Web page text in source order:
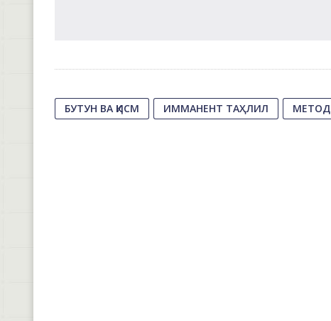
БУТУН ВА ҚИСМ ИММАНЕНТ ТАҲЛИЛ МЕТОД